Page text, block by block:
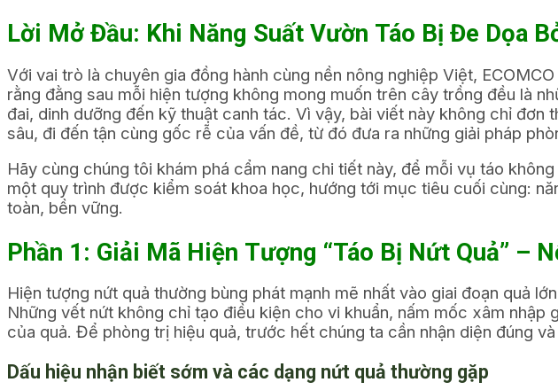
Lời Mở Đầu: Khi Năng Suất Vườn Táo Bị Đe Dọa
Với vai trò là chuyên gia đồng hành cùng nền nông nghiệp Việt,
rằng đằng sau mỗi hiện tượng không mong muốn trên cây trồng đều là
đai, dinh dưỡng đến kỹ thuật canh tác. Vì vậy, bài viết này không chỉ
sâu, đi đến tận cùng gốc rễ của vấn đề, từ đó đưa ra những giải pháp
Hãy cùng chúng tôi khám phá cẩm nang chi tiết này, để mỗi vụ táo
một quy trình được kiểm soát khoa học, hướng tới mục tiêu cuối cùng:
toàn, bền vững.
Phần 1: Giải Mã Hiện Tượng “Táo Bị Nứt Quả” –
Hiện tượng nứt quả thường bùng phát mạnh mẽ nhất vào giai đoạn quả
Những vết nứt không chỉ tạo điều kiện cho vi khuẩn, nấm mốc xâm
của quả. Để phòng trị hiệu quả, trước hết chúng ta cần nhận diện đúng
Dấu hiệu nhận biết sớm và các dạng nứt quả thường gặp